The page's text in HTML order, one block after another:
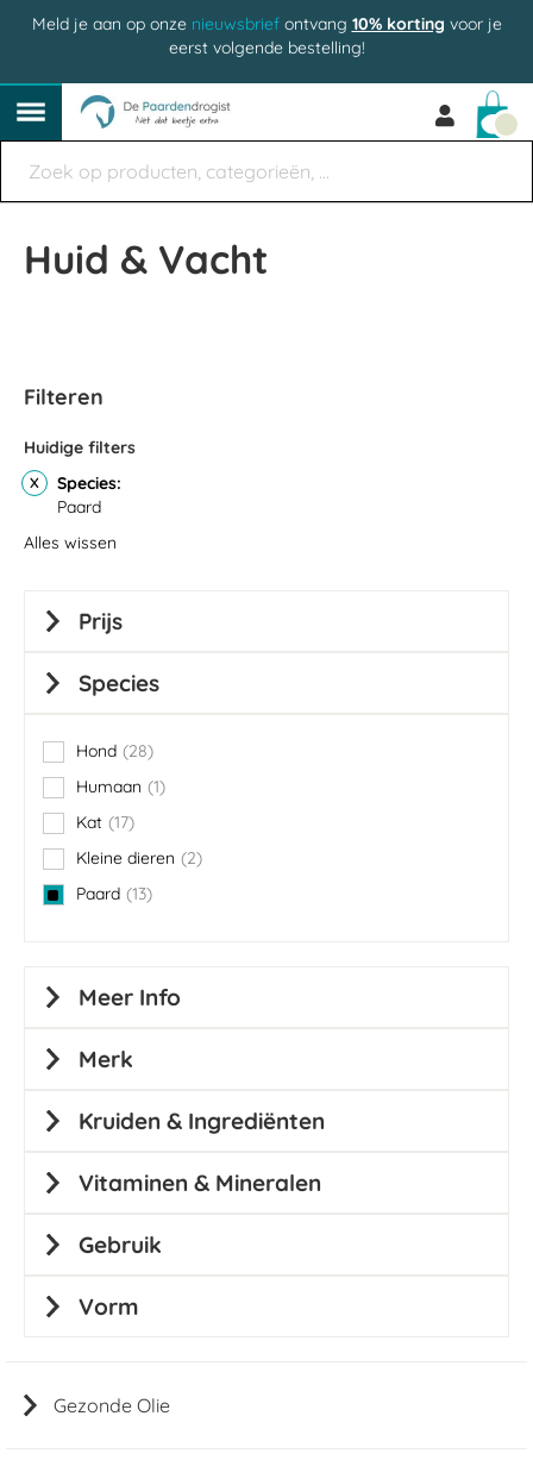
Meld je aan op onze nieuwsbriefontvang 10% korting voor je
eerst volgende bestelling!
Huid & Vacht
Gezonde Olie
Filteren
Huidige filters
Species
Paard
Alles wissen
Prijs
Species
Hond 28
items
Humaan
1
item
Kat 17
items
Kleine dieren
2
items
Paard 13
items
Meer Info
Merk
Kruiden & Ingrediënten
Vitaminen & Mineralen
Gebruik
Vorm